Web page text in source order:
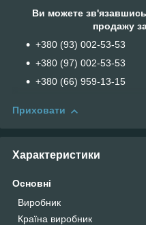
Ви можете
продажу
+380 (93) 002-53-53
+380 (97) 002-53-53
+38‎0 (66) 959-13-15
Приховати
Характеристики
Основні
Виробник
Країна виробник